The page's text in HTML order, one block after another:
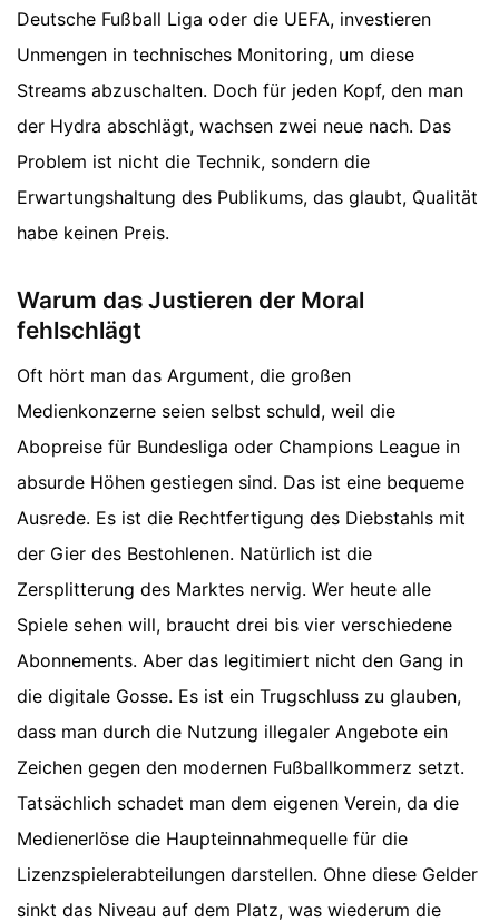
Deutsche Fußball Liga oder die UEFA, investieren
Unmengen in technisches Monitoring, um diese
Streams abzuschalten. Doch für jeden Kopf, den man
der Hydra abschlägt, wachsen zwei neue nach. Das
Problem ist nicht die Technik, sondern die
Erwartungshaltung des Publikums, das glaubt, Qualität
habe keinen Preis.
Warum das Justieren der Moral
fehlschlägt
Oft hört man das Argument, die großen
Medienkonzerne seien selbst schuld, weil die
Abopreise für Bundesliga oder Champions League in
absurde Höhen gestiegen sind. Das ist eine bequeme
Ausrede. Es ist die Rechtfertigung des Diebstahls mit
der Gier des Bestohlenen. Natürlich ist die
Zersplitterung des Marktes nervig. Wer heute alle
Spiele sehen will, braucht drei bis vier verschiedene
Abonnements. Aber das legitimiert nicht den Gang in
die digitale Gosse. Es ist ein Trugschluss zu glauben,
dass man durch die Nutzung illegaler Angebote ein
Zeichen gegen den modernen Fußballkommerz setzt.
Tatsächlich schadet man dem eigenen Verein, da die
Medienerlöse die Haupteinnahmequelle für die
Lizenzspielerabteilungen darstellen. Ohne diese Gelder
sinkt das Niveau auf dem Platz, was wiederum die